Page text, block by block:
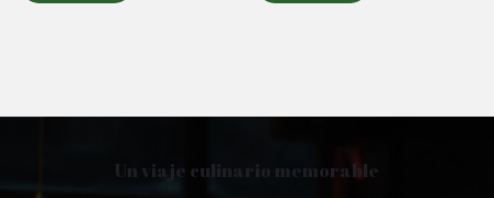
Un viaje culinario memorable